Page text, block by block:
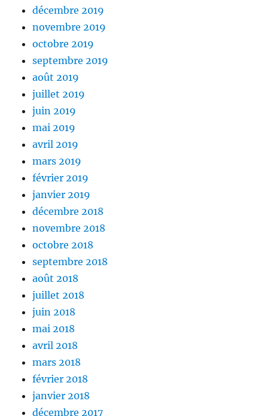
décembre 2019
novembre 2019
octobre 2019
septembre 2019
août 2019
juillet 2019
juin 2019
mai 2019
avril 2019
mars 2019
février 2019
janvier 2019
décembre 2018
novembre 2018
octobre 2018
septembre 2018
août 2018
juillet 2018
juin 2018
mai 2018
avril 2018
mars 2018
février 2018
janvier 2018
décembre 2017